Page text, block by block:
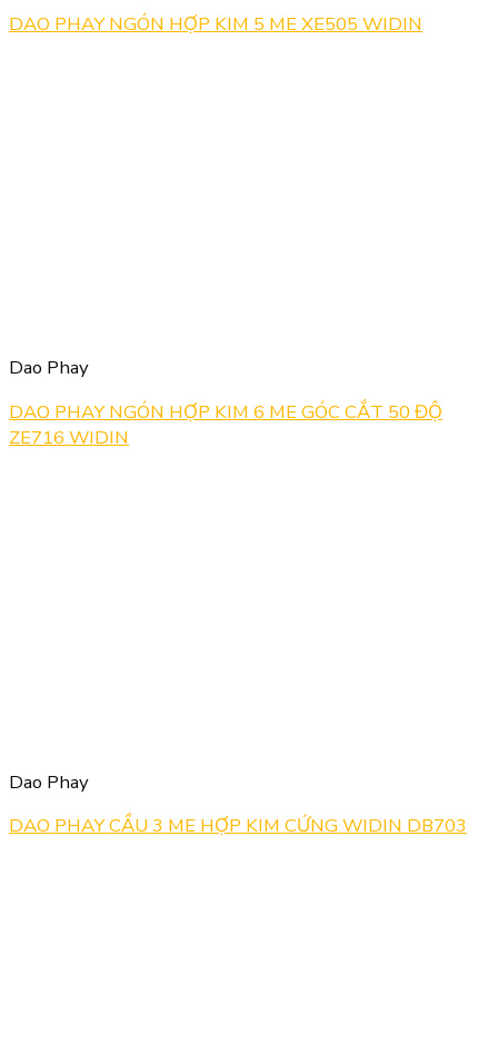
DAO PHAY NGÓN HỢP KIM 5 ME XE505 WIDIN
Dao Phay
DAO PHAY NGÓN HỢP KIM 6 ME GÓC CẮT 50 ĐỘ
ZE716 WIDIN
Dao Phay
DAO PHAY CẦU 3 ME HỢP KIM CỨNG WIDIN DB703